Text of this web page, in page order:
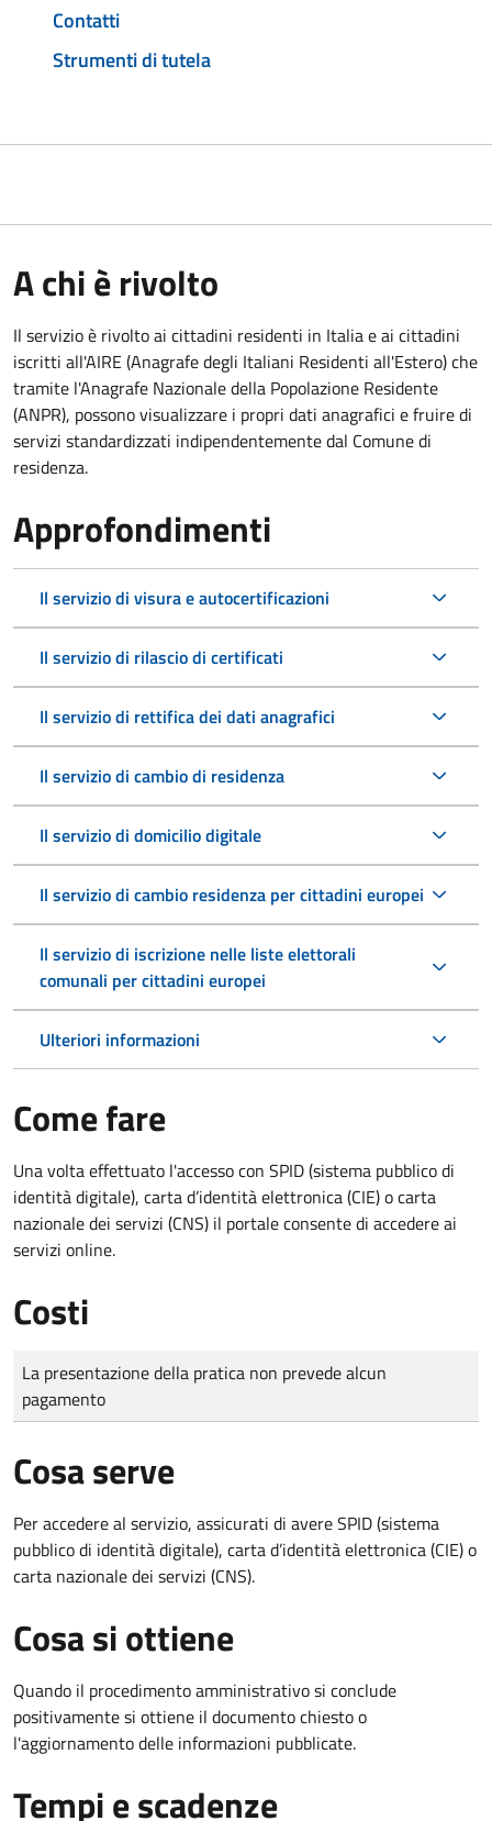
Contatti
Strumenti di tutela
A chi è rivolto
Il servizio è rivolto ai cittadini residenti in Italia e ai cittadini
iscritti all'AIRE (Anagrafe degli Italiani Residenti all'Estero) che
tramite l'Anagrafe Nazionale della Popolazione Residente
(ANPR), possono visualizzare i propri dati anagrafici e fruire di
servizi standardizzati indipendentemente dal Comune di
residenza.
Approfondimenti
Il servizio di visura e autocertificazioni
Il servizio di rilascio di certificati
Il servizio di rettifica dei dati anagrafici
Il servizio di cambio di residenza
Il servizio di domicilio digitale
Il servizio di cambio residenza per cittadini europei
Il servizio di iscrizione nelle liste elettorali
comunali per cittadini europei
Ulteriori informazioni
Come fare
Una volta effettuato l'accesso con SPID (sistema pubblico di
identità digitale), carta d’identità elettronica (CIE) o carta
nazionale dei servizi (CNS) il portale consente di accedere ai
servizi online.
Costi
Tipo di pagamento
Importo
La presentazione della pratica non prevede alcun
pagamento
Cosa serve
Per accedere al servizio, assicurati di avere SPID (sistema
pubblico di identità digitale), carta d’identità elettronica (CIE) o
carta nazionale dei servizi (CNS).
Cosa si ottiene
Quando il procedimento amministrativo si conclude
positivamente si ottiene il documento chiesto o
l'aggiornamento delle informazioni pubblicate.
Tempi e scadenze